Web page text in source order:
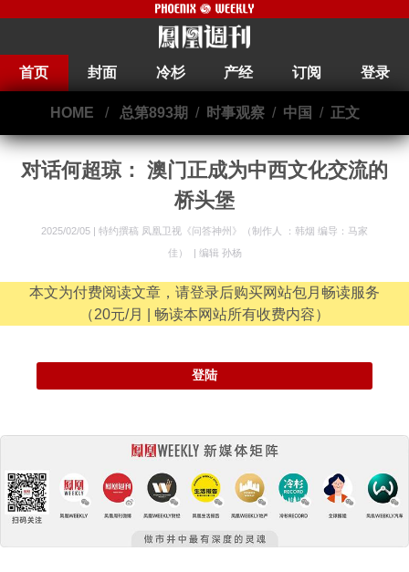
首页 封面 冷杉 产经 订阅 登录
HOME / 总第893期 / 时事观察/ 中国 / 正文
对话何超琼： 澳门正成为中西文化交流的
桥头堡
2025/02/05 | 特约撰稿 凤凰卫视《问答神州》（制作人 ：韩烟 编导：马家
佳）
编辑 孙杨
本文为付费阅读文章，请登录后购买网站包月畅读服务
（20元/月 | 畅读本网站所有收费内容）
登陆